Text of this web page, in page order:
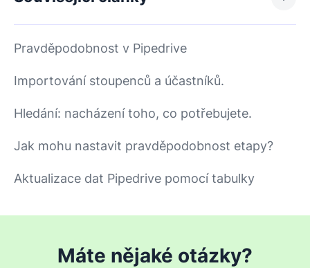
Pravděpodobnost v Pipedrive
Importování stoupenců a účastníků.
Hledání: nacházení toho, co potřebujete.
Jak mohu nastavit pravděpodobnost etapy?
Aktualizace dat Pipedrive pomocí tabulky
Máte nějaké otázky?